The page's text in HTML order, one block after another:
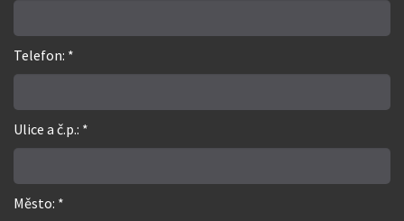
Telefon: *
Ulice a č.p.: *
Město: *